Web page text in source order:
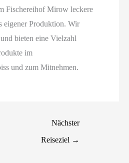
Fischereihof Mirow leckere
eigener Produktion. Wir
bieten eine Vielzahl
im
und zum Mitnehmen.
Nächster
Reiseziel →